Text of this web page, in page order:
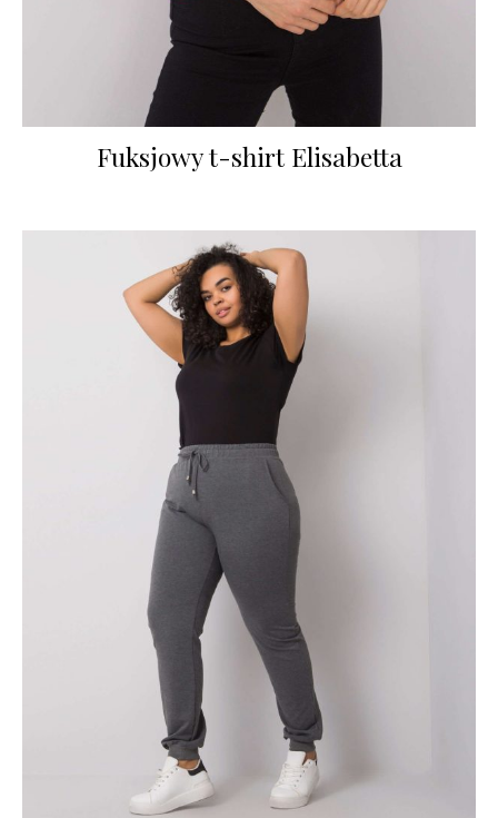
Fuksjowy t-shirt Elisabetta